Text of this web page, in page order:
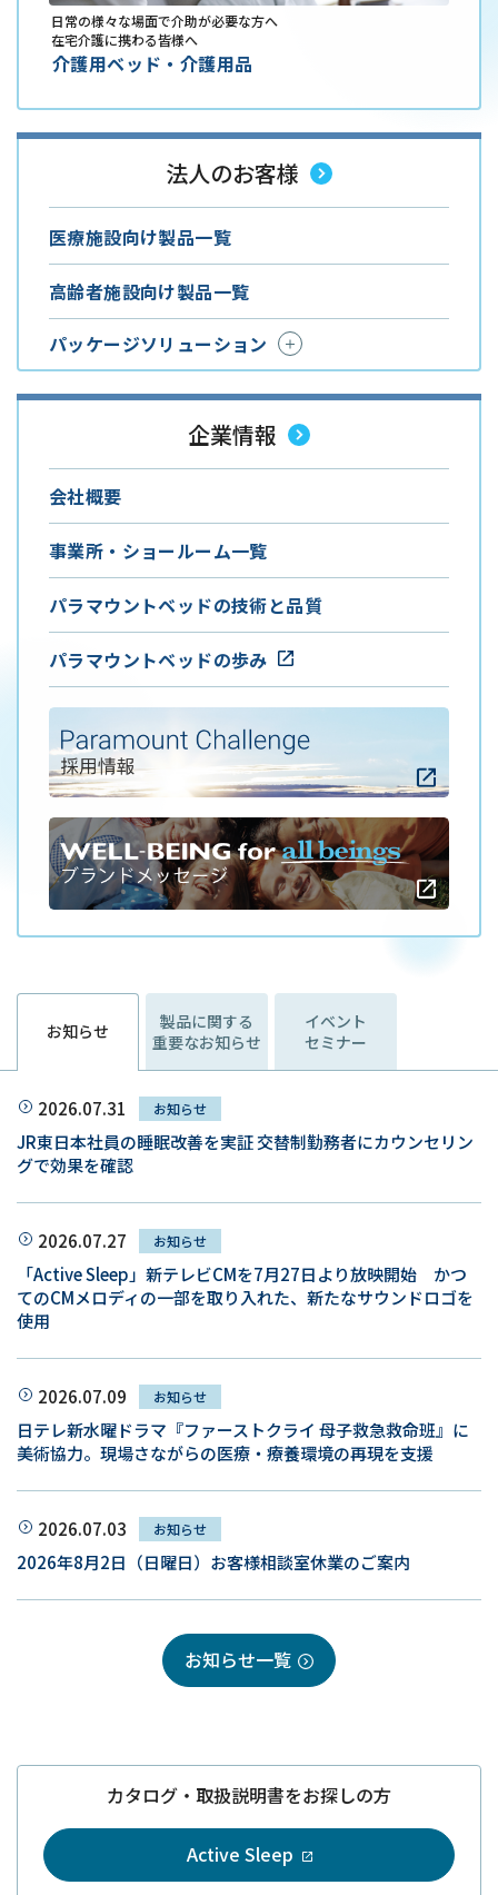
日常の様々な場面で介助が必要な方へ
在宅介護に携わる皆様へ
介護用ベッド・介護用品
法人のお客様
医療施設向け製品一覧
高齢者施設向け製品一覧
パッケージソリューション
企業情報
会社概要
事業所・ショールーム一覧
パラマウントベッドの技術と品質
パラマウントベッドの歩み
お知らせ
製品に関する
重要なお知らせ
イベント
セミナー
2026.07.31 お知らせ
JR東日本社員の睡眠改善を実証 交替制勤務者にカウンセリン
グで効果を確認
2026.07.27 お知らせ
「Active Sleep」新テレビCMを7月27日より放映開始 かつ
てのCMメロディの一部を取り入れた、新たなサウンドロゴを
使用
2026.07.09 お知らせ
日テレ新水曜ドラマ『ファーストクライ 母子救急救命班』に
美術協力。現場さながらの医療・療養環境の再現を支援
2026.07.03 お知らせ
2026年8月2日（日曜日）お客様相談室休業のご案内
お知らせ一覧
カタログ・取扱説明書をお探しの方
Active Sleep